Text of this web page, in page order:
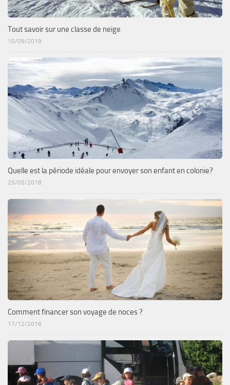
Tout savoir sur une classe de neige
10/09/2019
Quelle est la période idéale pour envoyer son enfant en colonie?
25/05/2018
Comment financer son voyage de noces ?
17/12/2016